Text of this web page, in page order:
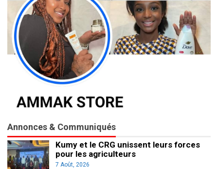
Annonces & Communiqués
Kumy et le CRG unissent leurs forces
pour les agriculteurs
7 Août, 2026